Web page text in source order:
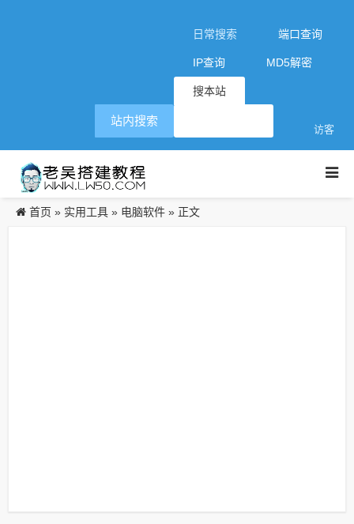
日常搜索 端口查询
IP查询 MD5解密
搜本站
访客
站内搜索
首页 » 实用工具 » 电脑软件 » 正文